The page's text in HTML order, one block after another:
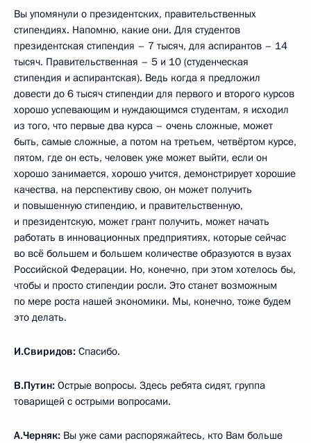
Вы упомянули о президентских, правительственных
стипендиях. Напомню, какие они. Для студентов
президентская стипендия – 7 тысяч, для аспирантов – 14
тысяч. Правительственная – 5 и 10 (студенческая
стипендия и аспирантская). Ведь когда я предложил
довести до 6 тысяч стипендии для первого и второго курсов
хорошо успевающим и нуждающимся студентам, я исходил
из того, что первые два курса – очень сложные, может
быть, самые сложные, а потом на третьем, четвёртом курсе,
пятом, где он есть, человек уже может выйти, если он
хорошо занимается, хорошо учится, демонстрирует хорошие
качества, на перспективу свою, он может получить
и повышенную стипендию, и правительственную,
и президентскую, может грант получить, может начать
работать в инновационных предприятиях, которые сейчас
во всё большем и большем количестве образуются в вузах
Российской Федерации. Но, конечно, при этом хотелось бы,
чтобы и просто стипендии росли. Это станет возможным
по мере роста нашей экономики. Мы, конечно, тоже будем
это делать.
И.Свиридов: Спасибо.
В.Путин: Острые вопросы. Здесь ребята сидят, группа
товарищей с острыми вопросами.
А.Черняк: Вы уже сами распоряжайтесь, кто Вам больше